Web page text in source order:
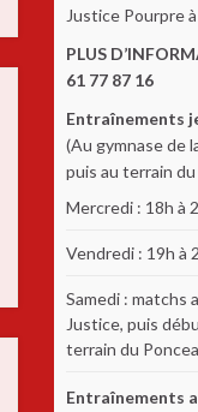
Justice Pourpre
PLUS
61 77 87 16
Entraînements
(Au gymnase de
puis au terrain
Mercredi : 18h à
Vendredi : 19h à
Samedi : matchs
Justice, puis
terrain du
Entraînements